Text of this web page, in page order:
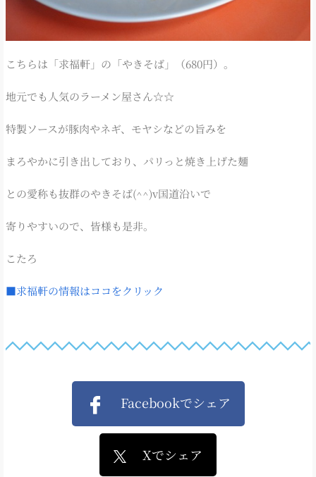
こちらは「求福軒」の「やきそば」（680円）。
地元でも人気のラーメン屋さん☆☆
特製ソースが豚肉やネギ、モヤシなどの旨みを
まろやかに引き出しており、パリっと焼き上げた麺
との愛称も抜群のやきそば(^^)v国道沿いで
寄りやすいので、皆様も是非。
こたろ
■求福軒の情報はココをクリック
Facebookでシェア
Xでシェア